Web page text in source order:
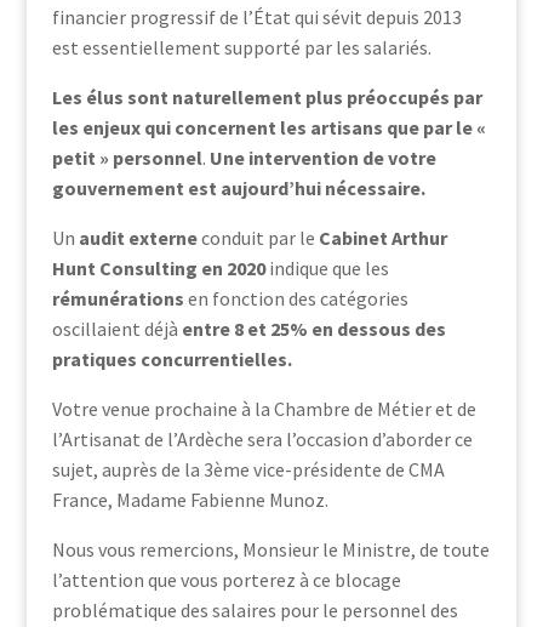
financier progressif de l’État qui sévit depuis 2013
est essentiellement supporté par les salariés.
Les élus sont naturellement plus préoccupés par
les enjeux qui concernent les artisans que par le «
petit » personnel. Une intervention de votre
gouvernement est aujourd’hui nécessaire.
Un audit externeconduit par le Cabinet Arthur
Hunt Consulting en 2020indique que les
rémunérations en fonction des catégories
oscillaient déjà entre 8 et 25% en dessous des
pratiques concurrentielles.
Votre venue prochaine à la Chambre de Métier et de
l’Artisanat de l’Ardèche sera l’occasion d’aborder ce
sujet, auprès de la 3ème vice-présidente de CMA
France, Madame Fabienne Munoz.
Nous vous remercions, Monsieur le Ministre, de toute
l’attention que vous porterez à ce blocage
problématique des salaires pour le personnel des